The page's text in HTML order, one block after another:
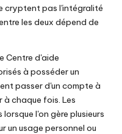
cryptent pas l'intégralité
les deux dépend de
Centre d'aide
à posséder un
passer d'un compte à
chaque fois. Les
l'on gère plusieurs
un usage personnel ou